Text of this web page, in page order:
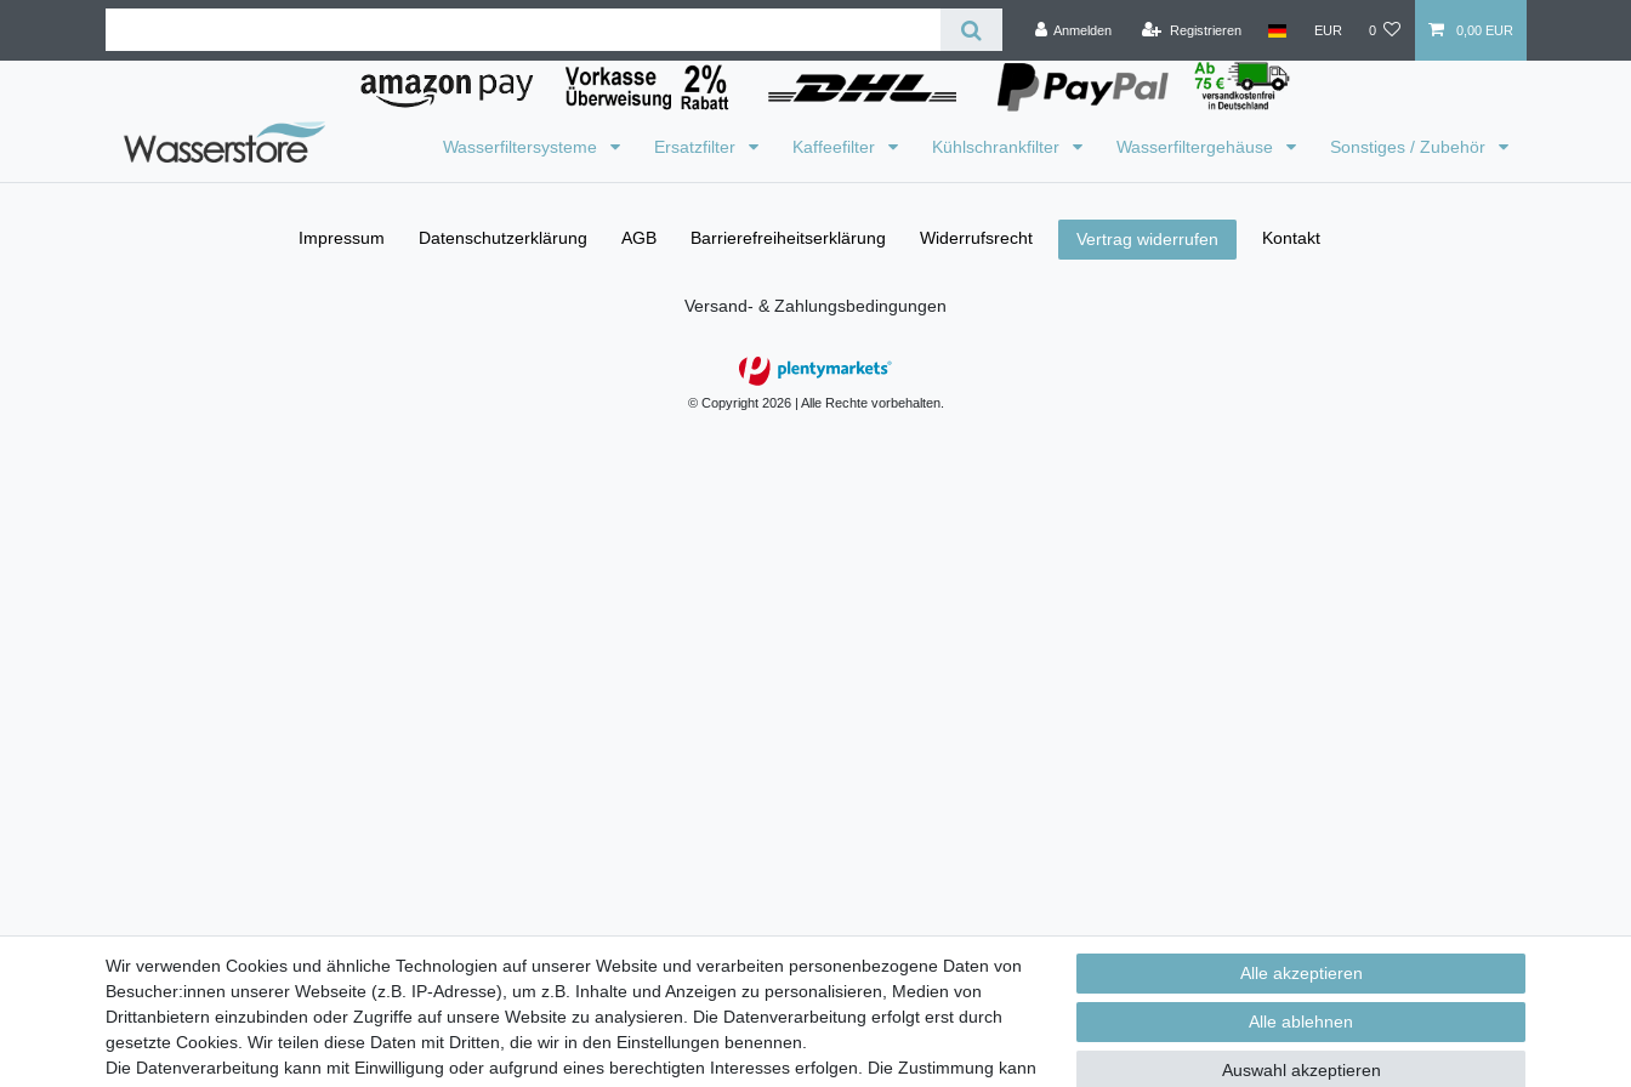
Anmelden Registrieren EUR 0 0,00 EUR
Wasserfiltersysteme Ersatzfilter Kaffeefilter Kühlschrankfilter Wasserfiltergehäuse Sonstiges / Zubehör
Impressum Daten­schutz­erklärung AGB Barrierefreiheitserklärung Widerrufs­recht Vertrag widerrufen Kontakt
Versand- & Zahlungsbedingungen
© Copyright 2026 | Alle Rechte vorbehalten.
Wir verwenden Cookies und ähnliche Technologien auf unserer Website und verarbeiten personenbezogene Daten von
Besucher:innen unserer Webseite (z.B. IP-Adresse), um z.B. Inhalte und Anzeigen zu personalisieren, Medien von
Drittanbietern einzubinden oder Zugriffe auf unsere Website zu analysieren. Die Datenverarbeitung erfolgt erst durch
gesetzte Cookies. Wir teilen diese Daten mit Dritten, die wir in den Einstellungen benennen.
Die Datenverarbeitung kann mit Einwilligung oder aufgrund eines berechtigten Interesses erfolgen. Die Zustimmung kann
Alle akzeptieren
Alle ablehnen
Auswahl akzeptieren